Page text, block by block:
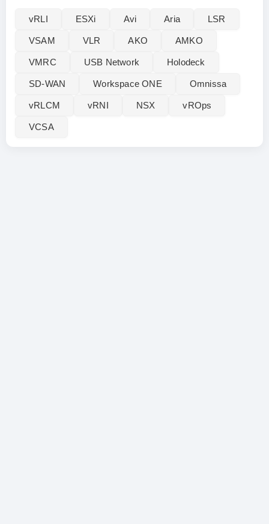
vRLI‌ ESXi Avi Aria LSR
VSAM VLR AKO AMKO
VMRC USB Network Holodeck
SD-WAN Workspace ONE Omnissa
vRLCM vRNI NSX vROps
VCSA